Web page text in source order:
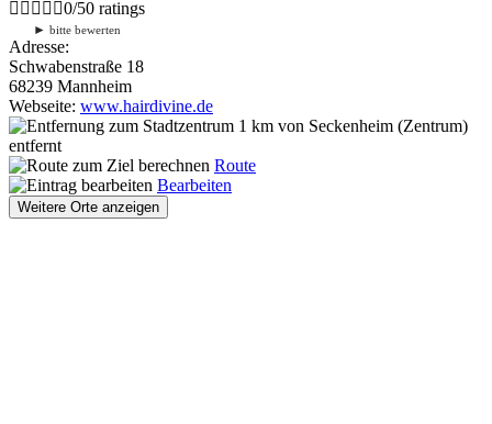
0/50 ratings
► bitte bewerten
Adresse:
Schwabenstraße 18
68239 Mannheim
Webseite: www.hairdivine.de
1 km von Seckenheim (Zentrum)
entfernt
Route
Bearbeiten
Weitere Orte anzeigen